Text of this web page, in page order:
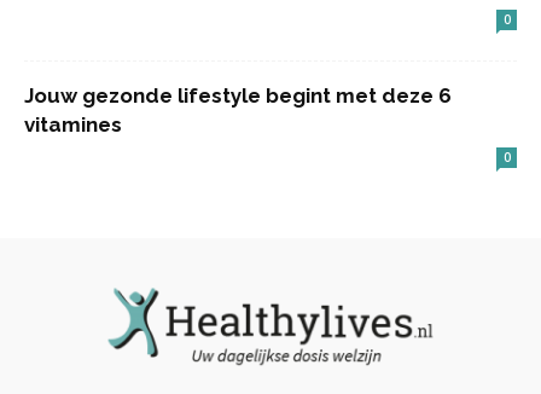
0
Jouw gezonde lifestyle begint met deze 6
vitamines
0